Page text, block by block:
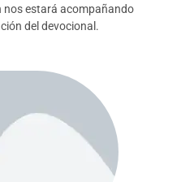
nos estará acompañando
del devocional.